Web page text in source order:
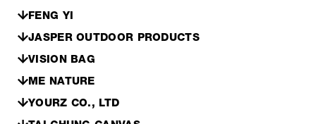
FENG YI
JASPER OUTDOOR PRODUCTS
VISION BAG
ME NATURE
YOURZ CO., LTD